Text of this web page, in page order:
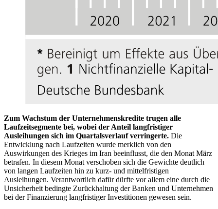
Zum Wachstum der Unternehmenskredite trugen alle
Laufzeitsegmente bei, wobei der Anteil langfristiger
Ausleihungen sich im Quartalsverlauf verringerte. Die
Entwicklung nach Laufzeiten wurde merklich von den
Auswirkungen des Krieges im Iran beeinflusst, die den Monat März
betrafen. In diesem Monat verschoben sich die Gewichte deutlich
von langen Laufzeiten hin zu kurz- und mittelfristigen
Ausleihungen. Verantwortlich dafür dürfte vor allem eine durch die
Unsicherheit bedingte Zurückhaltung der Banken und Unternehmen
bei der Finanzierung langfristiger Investitionen gewesen sein.